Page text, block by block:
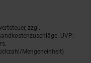
zzgl.
UVP:
Mengeneinheit)